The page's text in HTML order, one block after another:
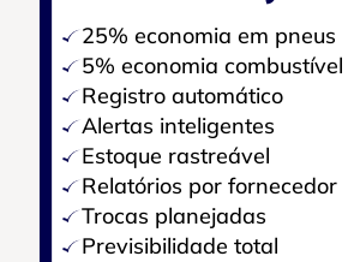
25% economia em pneus
5% economia combustível
Registro automático
Alertas inteligentes
Estoque rastreável
Relatórios por fornecedor
Trocas planejadas
Previsibilidade total